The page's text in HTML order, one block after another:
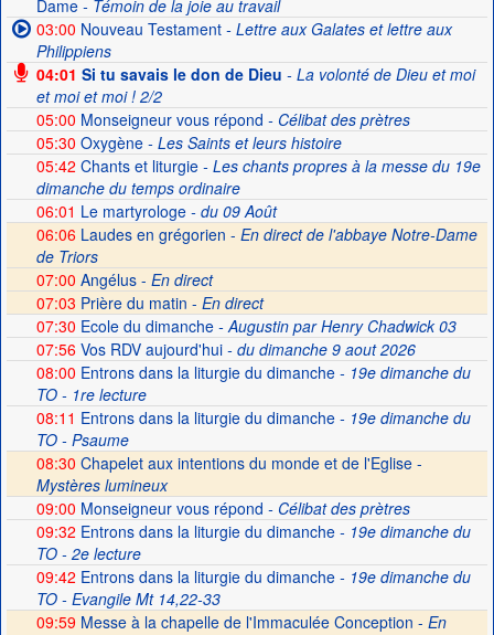
Dame- Témoin de la joie au travail
03:00 Nouveau Testament- Lettre aux Galates et lettre aux
Philippiens
04:01 Si tu savais le don de Dieu - La volonté de Dieu et moi
et moi et moi ! 2/2
05:00 Monseigneur vous répond - Célibat des prètres
05:30 Oxygène- Les Saints et leurs histoire
05:42 Chants et liturgie- Les chants propres à la messe du 19e
dimanche du temps ordinaire
06:01 Le martyrologe- du 09 Août
06:06 Laudes en grégorien - En direct de l'abbaye Notre-Dame
de Triors
07:00 Angélus - En direct
07:03 Prière du matin - En direct
07:30 Ecole du dimanche- Augustin par Henry Chadwick 03
07:56Vos RDV aujourd'hui- du dimanche 9 aout 2026
08:00 Entrons dans la liturgie du dimanche- 19e dimanche du
TO - 1re lecture
08:11 Entrons dans la liturgie du dimanche- 19e dimanche du
TO - Psaume
08:30 Chapelet aux intentions du monde et de l'Eglise -
Mystères lumineux
09:00 Monseigneur vous répond - Célibat des prètres
09:32 Entrons dans la liturgie du dimanche- 19e dimanche du
TO - 2e lecture
09:42 Entrons dans la liturgie du dimanche- 19e dimanche du
TO - Evangile Mt 14,22-33
09:59 Messe à la chapelle de l'Immaculée Conception - En